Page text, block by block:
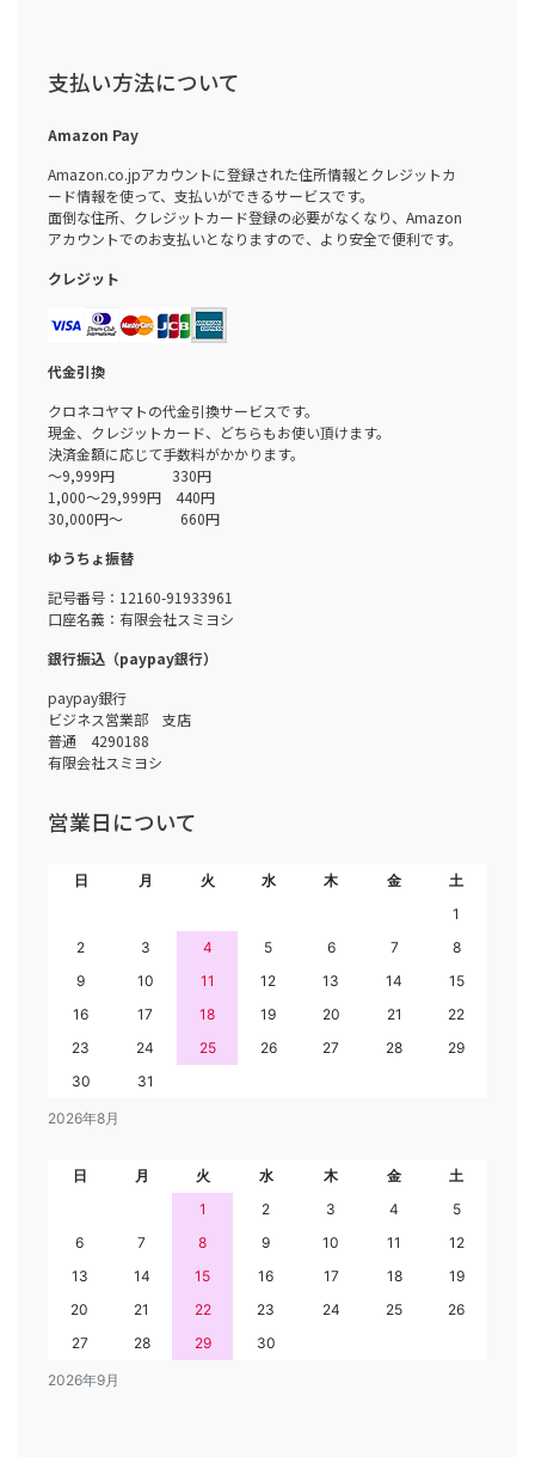
支払い方法について
Amazon Pay
Amazon.co.jpアカウントに登録された住所情報とクレジットカ
ード情報を使って、支払いができるサービスです。
面倒な住所、クレジットカード登録の必要がなくなり、Amazon
アカウントでのお支払いとなりますので、より安全で便利です。
クレジット
代金引換
クロネコヤマトの代金引換サービスです。
現金、クレジットカード、どちらもお使い頂けます。
決済金額に応じて手数料がかかります。
～9,999円 330円
1,000～29,999円 440円
30,000円～ 660円
ゆうちょ振替
記号番号：12160-91933961
口座名義：有限会社スミヨシ
銀行振込（paypay銀行）
paypay銀行
ビジネス営業部 支店
普通 4290188
有限会社スミヨシ
営業日について
2026年8月
日 月 火 水 木 金
土
1
2
3 4 5 6 7
8
9
10 11 12 13 14
15
16
17 18 19 20 21
22
23
24 25 26 27 28
29
30
31
2026年9月
日 月 火 水 木 金
土
1
2 3 4
5
6
7 8 9 10 11
12
13
14 15 16 17 18
19
20
21 22 23 24 25
26
27
28 29 30